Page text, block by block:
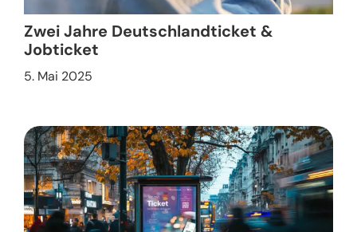
Zwei Jahre Deutschlandticket &
Jobticket
5. Mai 2025